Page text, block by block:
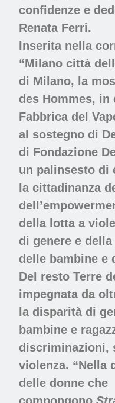
confidenze e
Renata Ferri.
Inserita nella
“Milano città
di Milano, la
des Hommes, in
Fabbrica del
al sostegno di
di Fondazione
un palinsesto di
la cittadinanza
dell’
della lotta a
di genere e della
delle bambine e
Del resto Terre
impegnata da
la disparità di
bambine e
discriminazioni,
violenza. “Nella
delle donne che